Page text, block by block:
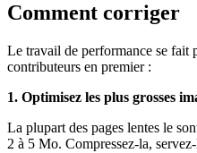
Comment corriger
Le travail de performance se fait
contributeurs en premier :
1. Optimisez les plus grosses
La plupart des pages lentes le
2 à 5 Mo. Compressez-la,